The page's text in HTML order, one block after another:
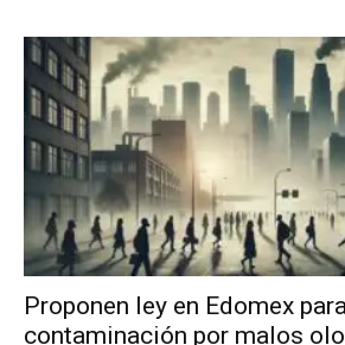
Proponen ley en Edomex
contaminación por malos